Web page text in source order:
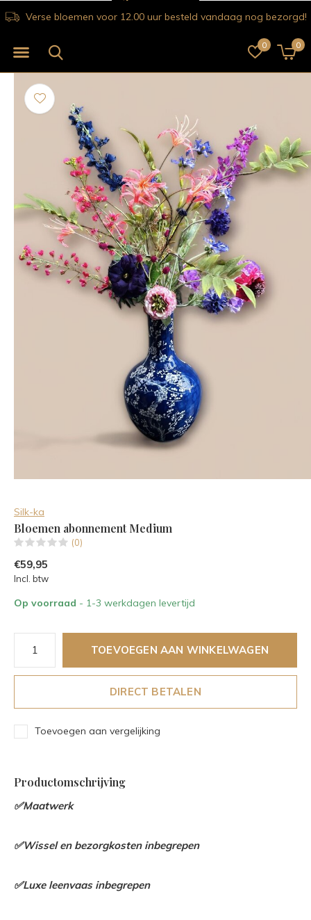
0 0
Verse bloemen voor 12.00 uur besteld vandaag nog bezorgd!
Silk-ka
Bloemen abonnement Medium
(0)
€59,95
Incl. btw
Op voorraad - 1-3 werkdagen levertijd
TOEVOEGEN AAN WINKELWAGEN
DIRECT BETALEN
Toevoegen aan vergelijking
Productomschrijving
✅Maatwerk
✅Wissel en bezorgkosten inbegrepen
✅Luxe leenvaas inbegrepen